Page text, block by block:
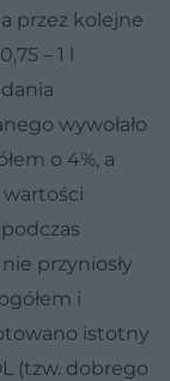
przez kolejne
– 1 l
wywołało
o 4%, a
przyniosły
i
istotny
(tzw. dobrego